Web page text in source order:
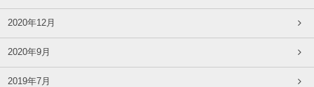
2020年12月
2020年9月
2019年7月